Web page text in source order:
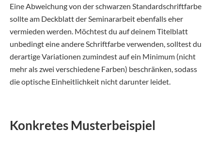
Eine Abweichung von der schwarzen Standardschriftfarbe
sollte am Deckblatt der Seminararbeit ebenfalls eher
vermieden werden. Möchtest du auf deinem Titelblatt
unbedingt eine andere Schriftfarbe verwenden, solltest du
derartige Variationen zumindest auf ein Minimum (nicht
mehr als zwei verschiedene Farben) beschränken, sodass
die optische Einheitlichkeit nicht darunter leidet.
Konkretes Musterbeispiel